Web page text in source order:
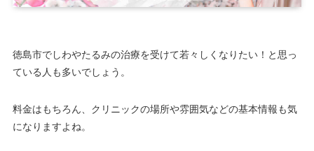
徳島市でしわやたるみの治療を受けて若々しくなりたい！と思っ
ている人も多いでしょう。
料金はもちろん、クリニックの場所や雰囲気などの基本情報も気
になりますよね。